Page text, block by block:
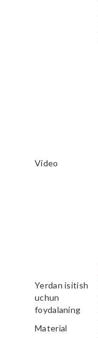
Video
Yerdan isitish
uchun
foydalaning
Material